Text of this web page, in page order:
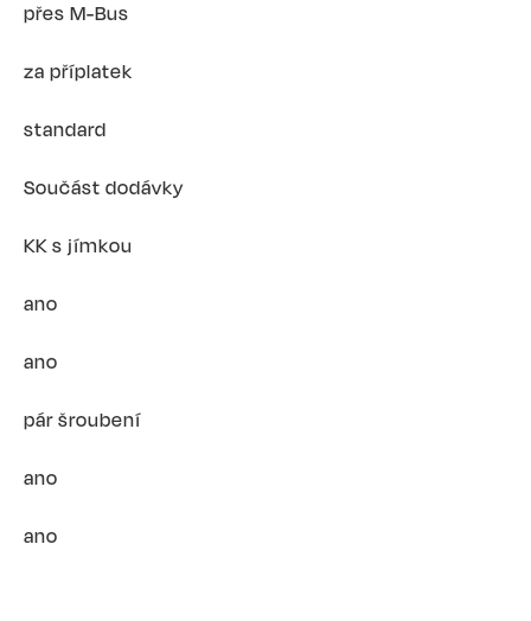
přes M-Bus
za příplatek
standard
Součást dodávky
KK s jímkou
ano
ano
pár šroubení
ano
ano